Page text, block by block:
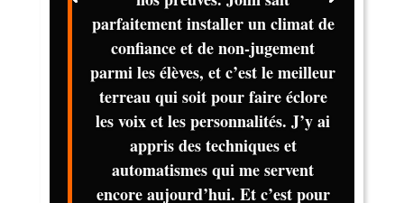
parfaitement installer un climat de
confiance et de non-jugement
parmi les élèves, et c’est le meilleur
terreau qui soit pour faire éclore
les voix et les personnalités. J’y ai
appris des techniques et
automatismes qui me servent
encore aujourd’hui. Et c’est pour